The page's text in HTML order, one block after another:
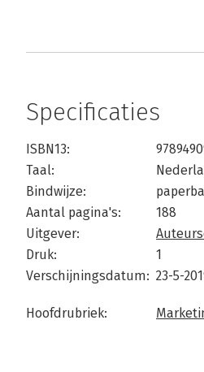
Specificaties
ISBN13:
Taal:
Bindwijze:
Aantal pagina's:
188
Uitgever:
Druk:
1
Verschijningsdatum: 23-5-
Hoofdrubriek: